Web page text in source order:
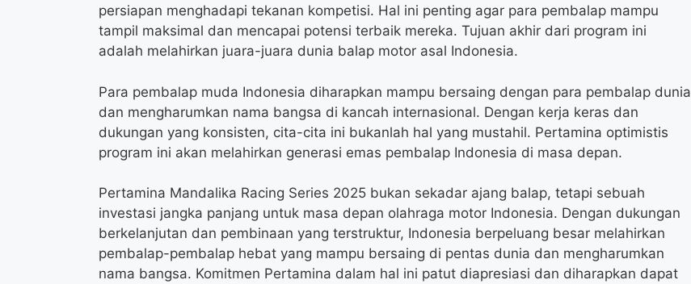
persiapan menghadapi tekanan kompetisi. Hal ini penting agar para pembalap mampu
tampil maksimal dan mencapai potensi terbaik mereka. Tujuan akhir dari program ini
adalah melahirkan juara-juara dunia balap motor asal Indonesia.
Para pembalap muda Indonesia diharapkan mampu bersaing dengan para pembalap dunia
dan mengharumkan nama bangsa di kancah internasional. Dengan kerja keras dan
dukungan yang konsisten, cita-cita ini bukanlah hal yang mustahil. Pertamina optimistis
program ini akan melahirkan generasi emas pembalap Indonesia di masa depan.
Pertamina Mandalika Racing Series 2025 bukan sekadar ajang balap, tetapi sebuah
investasi jangka panjang untuk masa depan olahraga motor Indonesia. Dengan dukungan
berkelanjutan dan pembinaan yang terstruktur, Indonesia berpeluang besar melahirkan
pembalap-pembalap hebat yang mampu bersaing di pentas dunia dan mengharumkan
nama bangsa. Komitmen Pertamina dalam hal ini patut diapresiasi dan diharapkan dapat